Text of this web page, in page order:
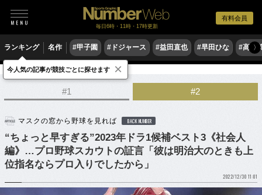
有料会員
毎日6時・11時・17時更新
ランキング 名作 #甲子園 #ドジャース #益田直也 #早田ひな #高木
〉
野球 プロ野球 ドラフト会議
#1 #2
マスクの窓から野球を見れば BACK NUMBER
“ちょっと早すぎる”2023年ドラ1候補ベスト3《社会人
編》…プロ野球スカウトの証言「彼は明治大のときも上
位指名ならプロ入りでしたから」
2022/12/30 11:01
今人気の記事が競技ごとに探せます ×